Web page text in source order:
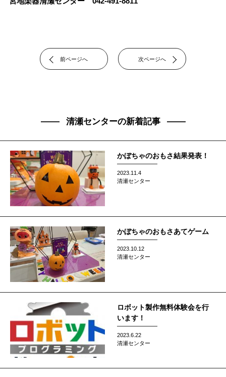
前ページへ 次ページへ
清瀬センターの新着記事
かぼちゃのおもさ結果発表！
2023.11.4
清瀬センター
かぼちゃのおもさあてゲーム
2023.10.12
清瀬センター
ロボット製作無料体験会を行
います！
2023.6.22
清瀬センター